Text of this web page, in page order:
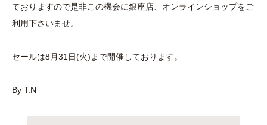
ておりますので是非この機会に銀座店、オンラインショップをご
利用下さいませ。
セールは8月31日(火)まで開催しております。
By T.N